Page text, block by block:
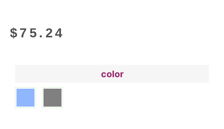
$ 75.24
color